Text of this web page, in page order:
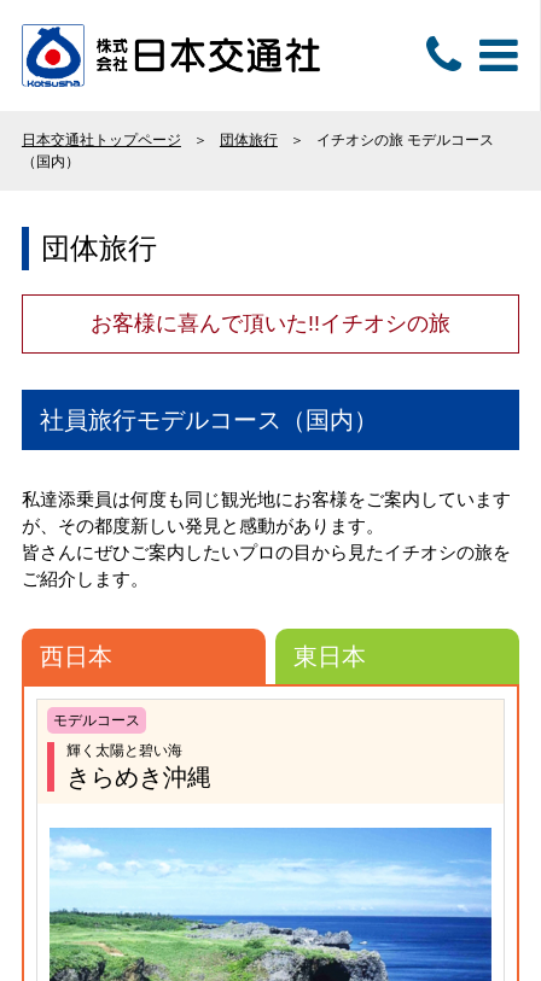
日本交通社トップページ 団体旅行
イチオシの旅 モデルコース
（国内）
団体旅行
お客様に喜んで頂いた!!イチオシの旅
社員旅行モデルコース（国内）
私達添乗員は何度も同じ観光地にお客様をご案内しています
が、その都度新しい発見と感動があります。
皆さんにぜひご案内したいプロの目から見たイチオシの旅を
ご紹介します。
西日本 東日本
モデルコース
輝く太陽と碧い海
きらめき沖縄